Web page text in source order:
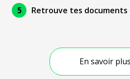
Retrouve tes
En savoir